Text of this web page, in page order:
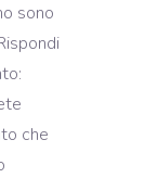
sono
che